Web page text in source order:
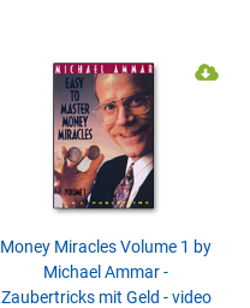
Money Miracles Volume 1 by
Michael Ammar -
Zaubertricks mit Geld - video